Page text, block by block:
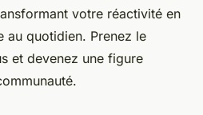
votre réactivité en
au quotidien. Prenez le
et devenez une figure